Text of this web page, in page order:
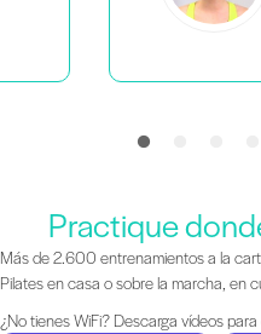
Practique
Más de 2.600 entrenamientos a la
Pilates en casa o sobre la marcha, en
¿No tienes WiFi? Descarga vídeos